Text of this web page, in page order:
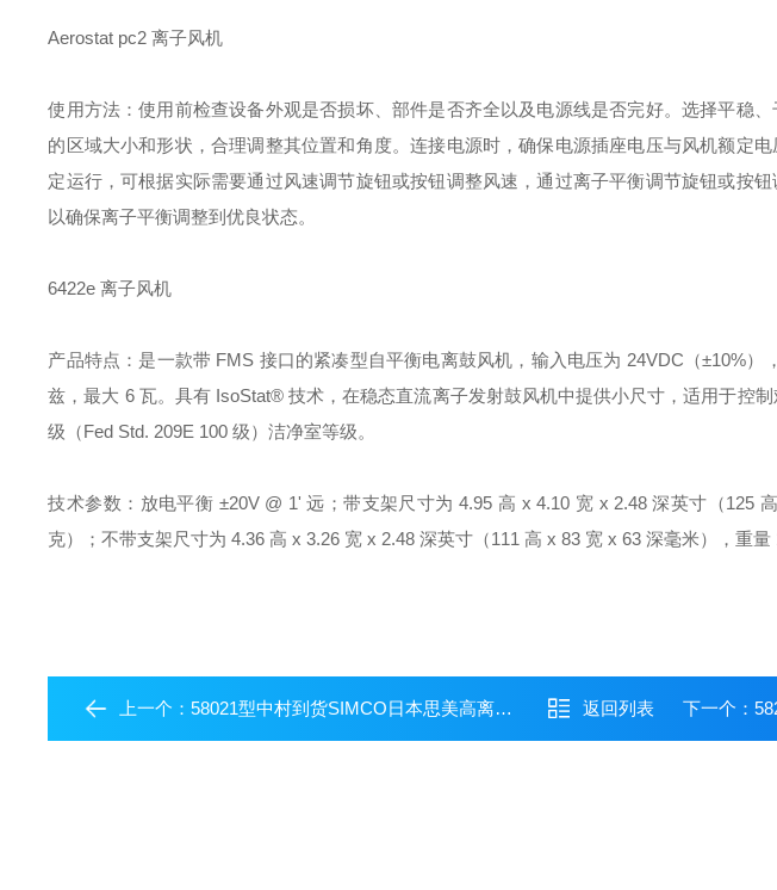
Aerostat pc2 离子风机
使用方法：使用前检查设备外观是否损坏、部件是否齐全以及电源线是否完好。选择平稳
的区域大小和形状，合理调整其位置和角度。连接电源时，确保电源插座电压与风机额定
定运行，可根据实际需要通过风速调节旋钮或按钮调整风速，通过离子平衡调节旋钮或按
以确保离子平衡调整到优良状态。
6422e 离子风机
产品特点：是一款带 FMS 接口的紧凑型自平衡电离鼓风机，输入电压为 24VDC（±10%）
兹，最大 6 瓦。具有 IsoStat® 技术，在稳态直流离子发射鼓风机中提供小尺寸，适用于控
级（Fed Std. 209E 100 级）洁净室等级。
技术参数：放电平衡 ±20V @ 1' 远；带支架尺寸为 4.95 高 x 4.10 宽 x 2.48 深英寸（125
克）；不带支架尺寸为 4.36 高 x 3.26 宽 x 2.48 深英寸（111 高 x 83 宽 x 63 深毫米），重量
上一个：58021型中村到货SIMCO日本思美高离子风机 返回列表 下一个：